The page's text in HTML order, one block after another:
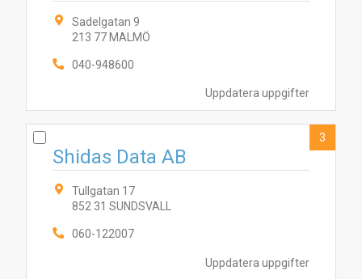
Uppdatera uppgifter
Sadelgatan 9
213 77 MALMÖ
040-948600
Uppdatera uppgifter
Shidas Data AB
Tullgatan 17
852 31 SUNDSVALL
060-122007
3